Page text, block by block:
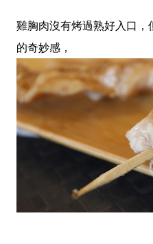
雞胸肉沒有烤過熟好入口
的奇妙感，